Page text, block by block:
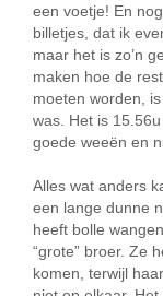
een voetje! En
billetjes, dat ik
maar het is zo’n
maken hoe de
moeten worden,
was. Het is
goede weeën en
Alles wat anders
een lange dunne
heeft bolle
“grote” broer. Ze
komen, terwijl